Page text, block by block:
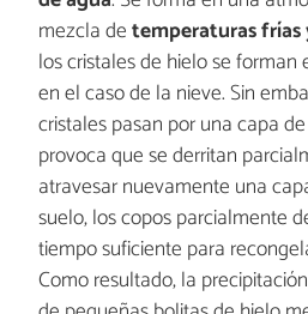
mezcla detemperaturas frías
los cristales de hielo se forman
en el caso de la nieve. Sin
cristales pasan por una capa
provoca que se derritan
atravesar nuevamente una
suelo, los copos parcialmente
tiempo suficiente para
Como resultado, la